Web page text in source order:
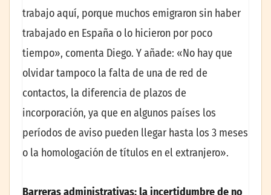
trabajo aquí, porque muchos emigraron sin haber
trabajado en España o lo hicieron por poco
tiempo», comenta Diego. Y añade: «No hay que
olvidar tampoco la falta de una de red de
contactos, la diferencia de plazos de
incorporación, ya que en algunos países los
períodos de aviso pueden llegar hasta los 3 meses
o la homologación de títulos en el extranjero».
Barreras administrativas: la incertidumbre de no